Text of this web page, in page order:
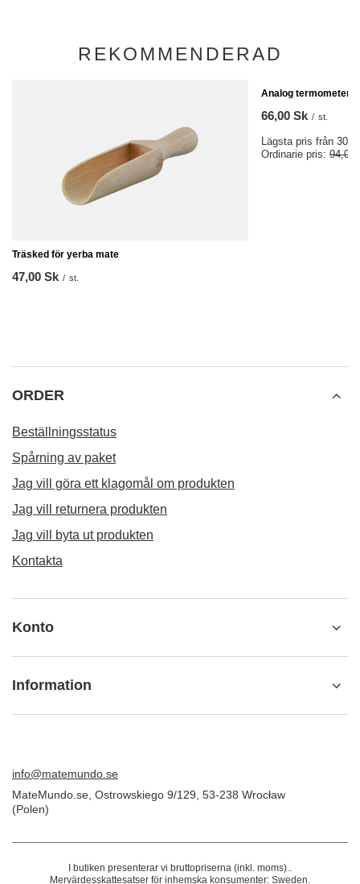
Starter set Bombilla Mate Cup + mate tea Verde
REKOMMENDERAD
Träsked för yerba mate
47,00 Sk
ORDER
Jag vill göra ett klagomål om produkten
Jag vill returnera produkten
Jag vill byta ut produkten
Konto